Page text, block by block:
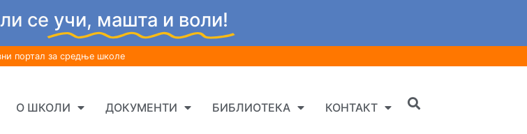
се учи, машта и воли!
портал за средње школе
О ШКОЛИ ДОКУМЕНТИ БИБЛИОТЕКА КОНТАКТ